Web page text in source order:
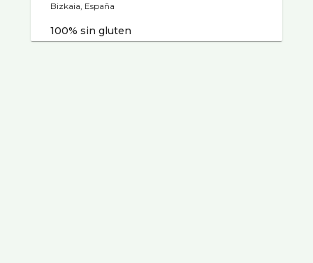
Bizkaia, España
100% sin gluten